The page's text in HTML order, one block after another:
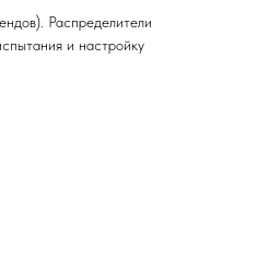
Распределители
и настройку